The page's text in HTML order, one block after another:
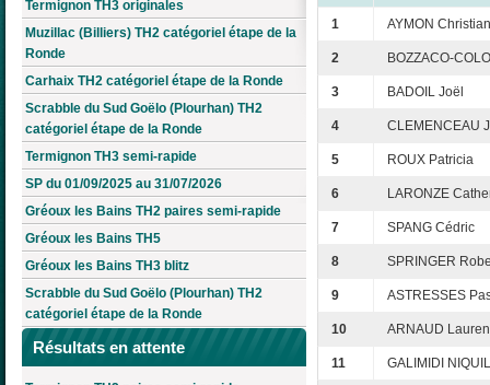
Termignon TH3 originales
Muzillac (Billiers) TH2 catégoriel étape de la
Ronde
Carhaix TH2 catégoriel étape de la Ronde
Scrabble du Sud Goëlo (Plourhan) TH2
catégoriel étape de la Ronde
Termignon TH3 semi-rapide
SP du 01/09/2025 au 31/07/2026
Gréoux les Bains TH2 paires semi-rapide
Gréoux les Bains TH5
Gréoux les Bains TH3 blitz
Scrabble du Sud Goëlo (Plourhan) TH2
catégoriel étape de la Ronde
Résultats en attente
1 AYMON
2 BOZZACO-
3 BADOIL Joël
4 CLEMENCEAU
5 ROUX Patricia
6 LARONZE
7 SPANG Cédric
8 SPRINGER
9 ASTRESSES
10 ARNAUD
11 GALIMIDI